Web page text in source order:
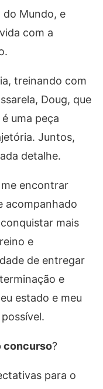
do Mundo, e
com a
treinando com
Doug, que
uma peça
Juntos,
detalhe.
encontrar
acompanhado
mais
e
de entregar
e
estado e meu
concurso?
para o